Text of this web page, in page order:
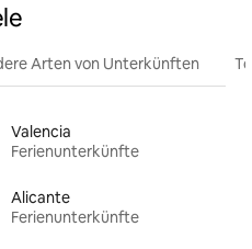
Arten von Unterkünften
Valencia
Ferienunterkünfte
Alicante
Ferienunterkünfte